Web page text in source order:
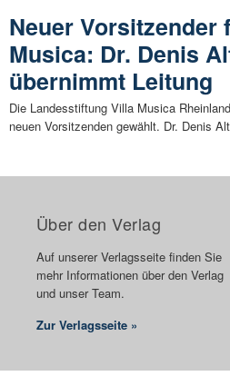
Neuer Vorsitzender
Musica: Dr. Denis
übernimmt Leitung
Die Landesstiftung Villa Musica
neuen Vorsitzenden gewählt. Dr. Denis
Über den Verlag
Auf unserer Verlagsseite finden Sie
mehr Informationen über den Verlag
und unser Team.
Zur Verlagsseite »